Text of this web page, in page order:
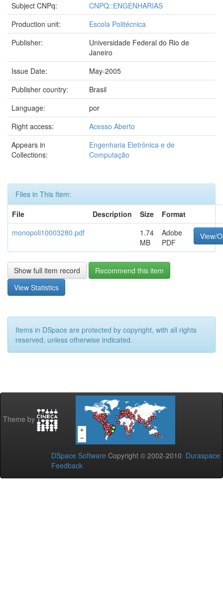
Subject CNPq:
CNPQ::ENGENHARIAS
Production unit:
Escola Politécnica
Publisher:
Universidade Federal do Rio de
Janeiro
Issue Date:
May-2005
Publisher country:
Brasil
Language:
por
Right access:
Acesso Aberto
Appears in
Collections:
Engenharia Eletrônica e de
Computação
Files in This Item:
File
Description Size
Format
monopoli10003280.pdf
1.74
MB
Adobe
PDF
View/
Show full item record
Recommend this item
View Statistics
Items in DSpace are protected by copyright, with all rights
reserved, unless otherwise indicated.
Theme by
DSpace Software Copyright © 2002-2010 Duraspace
Feedback